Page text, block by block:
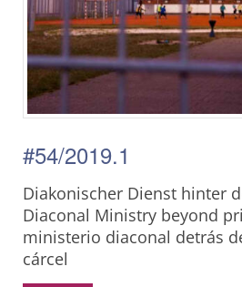
#54/2019.1
Diakonischer Dienst hinter
Diaconal Ministry beyond
ministerio diaconal detrás
cárcel